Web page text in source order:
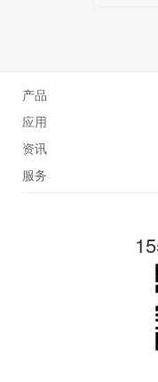
产品
应用
资讯
服务